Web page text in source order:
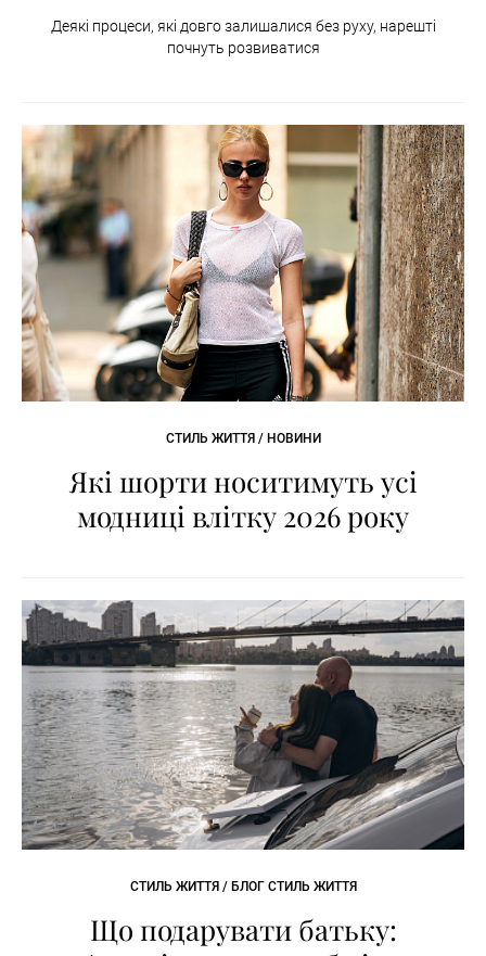
Деякі процеси, які довго залишалися без руху, нарешті
почнуть розвиватися
СТИЛЬ ЖИТТЯ / НОВИНИ
Які шорти носитимуть усі
модниці влітку 2026 року
СТИЛЬ ЖИТТЯ / БЛОГ СТИЛЬ ЖИТТЯ
Що подарувати батьку: